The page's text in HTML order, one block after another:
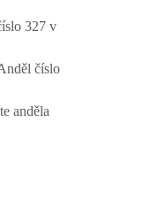
327 v
číslo
anděla